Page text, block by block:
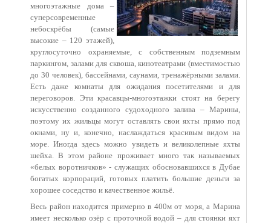
многоэтажные дома –
суперсовременные
небоскрёбы (самые
высокие – 120 этажей),
круглосуточно охраняемые, с собственным подземным
паркингом, залами для сквоша, кинотеатрами (вместимостью
до 30 человек), бассейнами, саунами, тренажёрными залами.
Есть даже комнаты для ожидания посетителями и для
переговоров. Эти красавцы-многоэтажки стоят на берегу
искусственно созданного судоходного залива – Марины,
поэтому их жильцы могут оставлять свои яхты прямо под
окнами, ну и, конечно, наслаждаться красивым видом на
море. Иногда здесь можно увидеть и великолепные яхты
шейха. В этом районе проживает много так называемых
«белых воротничков» - служащих обосновавшихся в Дубае
богатых корпораций, готовых платить большие деньги за
хорошее соседство и качественное жильё.
Весь район находится примерно в 400м от моря, а Марина
имеет несколько озёр с проточной водой – для стоянки яхт